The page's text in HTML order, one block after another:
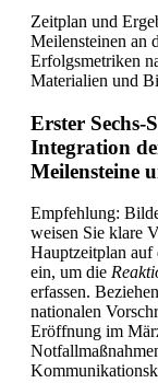
Zeitplan und
Meilensteinen an
Erfolgsmetriken
Materialien und
Erster
Integration
Meilensteine
Empfehlung:
weisen Sie klare
Hauptzeitplan auf
ein, um die
erfassen.
nationalen
Eröffnung im